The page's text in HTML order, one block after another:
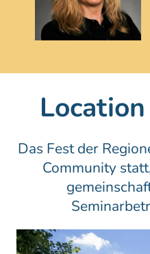
Das Fest der
Community